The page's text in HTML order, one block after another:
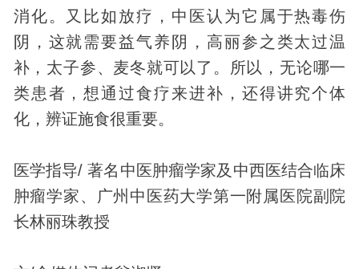
消化。又比如放疗，中医认为它属于热毒伤
阴，这就需要益气养阴，高丽参之类太过温
补，太子参、麦冬就可以了。所以，无论哪一
类患者，想通过食疗来进补，还得讲究个体
化，辨证施食很重要。
医学指导/ 著名中医肿瘤学家及中西医结合临床
肿瘤学家、广州中医药大学第一附属医院副院
长林丽珠教授